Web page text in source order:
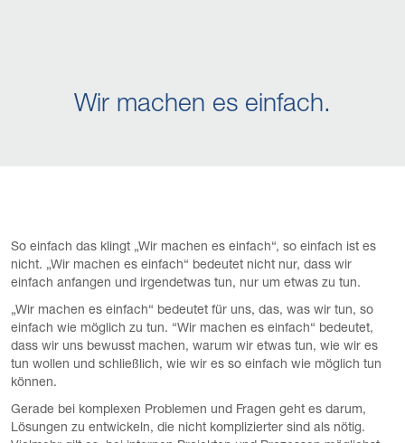
Wir machen es einfach.
So einfach das klingt „Wir machen es einfach“, so einfach ist es
nicht. „Wir machen es einfach“ bedeutet nicht nur, dass wir
einfach anfangen und irgendetwas tun, nur um etwas zu tun.
„Wir machen es einfach“ bedeutet für uns, das, was wir tun, so
einfach wie möglich zu tun. “Wir machen es einfach“ bedeutet,
dass wir uns bewusst machen, warum wir etwas tun, wie wir es
tun wollen und schließlich, wie wir es so einfach wie möglich tun
können.
Gerade bei komplexen Problemen und Fragen geht es darum,
Lösungen zu entwickeln, die nicht komplizierter sind als nötig.